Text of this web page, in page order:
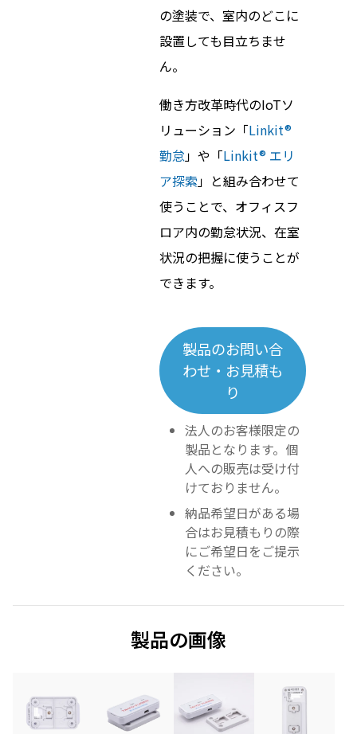
の塗装で、室内のどこに
設置しても目立ちませ
ん。
働き方改革時代のIoTソ
リューション「Linkit®
勤怠」や「Linkit® エリ
ア探索」と組み合わせて
使うことで、オフィスフ
ロア内の勤怠状況、在室
状況の把握に使うことが
できます。
製品のお問い合
わせ・お見積も
り
法人のお客様限定の
製品となります。個
人への販売は受け付
けておりません。
納品希望日がある場
合はお見積もりの際
にご希望日をご提示
ください。
製品の画像